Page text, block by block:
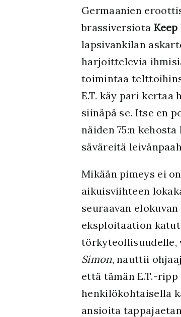
Germaanien
brassiversiota Keep
lapsivankilan
harjoittelevia
toimintaa
E.T. käy pari kertaa
siinäpä se. Itse en
näiden 75:n
säväreitä
Mikään pimeys ei
aikuisviihteen
seuraavan
eksploitaation
törkyteollisuudelle,
Simon, nauttii
että tämän E.T.-
henkilökohtaisella
ansioita